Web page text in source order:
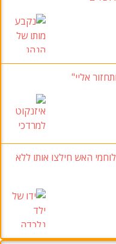
אליי"
האש חילצו אותו ללא